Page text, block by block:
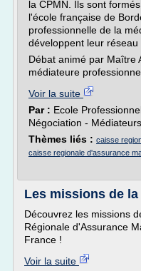
la CPMN. Ils sont
l'école française de
professionnelle de la
développent leur réseau
Débat animé par Maître
médiateure
Voir la suite
Par : Ecole
Négociation -
Thèmes liés : caisse
caisse regionale d'assurance
Les missions de la
Découvrez les missions
Régionale d'Assurance
France !
Voir la suite